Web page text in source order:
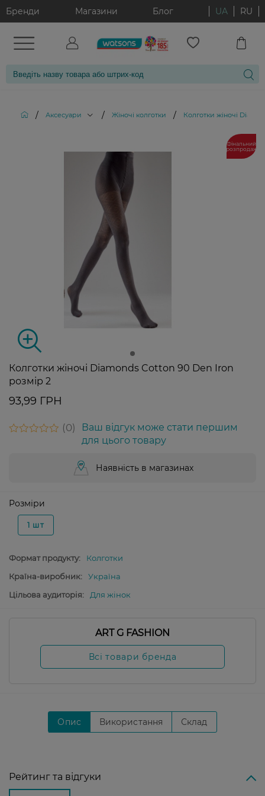
Бренди Магазини Блог UA RU
/ Аксесуари / Жіночі колготки / Колготки жіночі
Фінальний
розпродаж
Колготки жіночі Diamonds Cotton 90 Den Iron
розмір 2
93,99 ГРН
0
Ваш відгук може стати першим
для цього товару
Наявність в магазинах
Розміри
1 шт
Формат продукту:
Колготки
Країна-виробник:
Україна
Цільова аудиторія:
Для жінок
ART G FASHION
Всі товари бренда
Опис Використання Склад
Рейтинг та відгуки